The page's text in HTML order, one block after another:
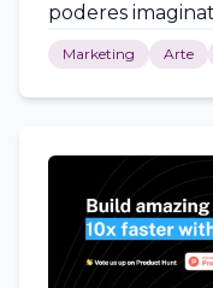
poderes
Marketing Arte